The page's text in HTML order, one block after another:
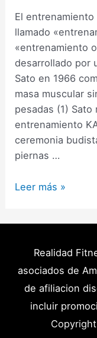
El entrenamiento
llamado
«entrenamiento
desarrollado por
Sato en 1966
masa muscular
pesadas (1)
entrenamiento
ceremonia
piernas …
Entrenamiento
Bajas
de
Alta
Intensidad
Leer más »
Realidad
asociados de
de afiliacion
incluir